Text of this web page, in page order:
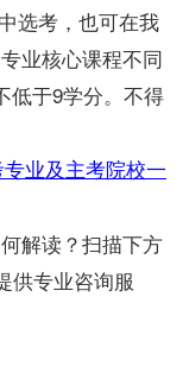
选考，也可在我
业核心课程不同
低于9学分。不得
业及主考院校一
解读？扫描下方
供专业咨询服